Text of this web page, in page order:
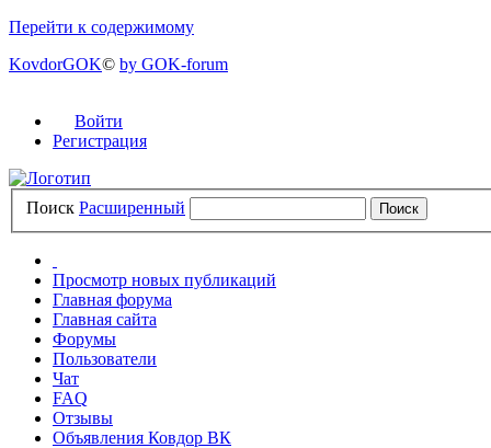
Перейти к содержимому
KovdorGOK© by GOK-forum
Войти
Регистрация
Поиск Расширенный
Просмотр новых публикаций
Главная форума
Главная сайта
Форумы
Пользователи
Чат
FAQ
Отзывы
Объявления Ковдор ВК